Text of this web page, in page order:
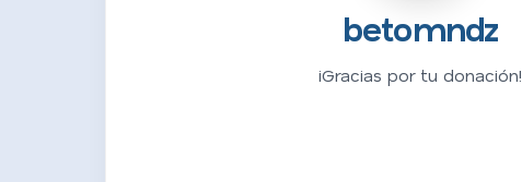
betomndz
¡Gracias por tu donación!